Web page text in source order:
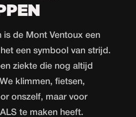
is de Mont Ventoux een
een symbool van strijd.
ziekte die nog altijd
klimmen, fietsen,
onszelf, maar voor
te maken heeft.